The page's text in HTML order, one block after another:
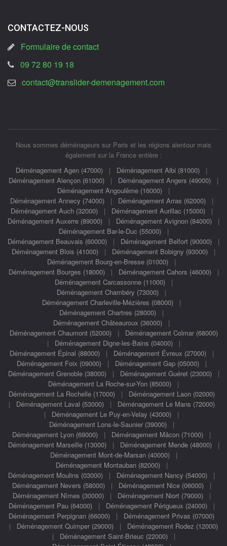
CONTACTEZ-NOUS
Formulaire de contact
09 72 80 19 18
contact@translider-demenagement.com
Nous sommes déménageurs sur Paris et les régions alentour mais
également sur la France entière :
Déménagement Agen (47000) | Déménagement Albi (81000) |
Déménagement Alençon (61000) | Déménagement Angers (49000) |
Déménagement Angoulême (16000) |
Déménagement Annecy (74000)| Déménagement Arras (62000)|
Déménagement Auch (32000)| Déménagement Aurillac (15000)|
Déménagement Auxerre (89000) | Déménagement Avignon (84000) |
Déménagement Bar-le-Duc (55000)|
Déménagement Beauvais (60000) | Déménagement Belfort (90000) |
Déménagement Blois (41000) | Déménagement Bobigny (93000) |
Déménagement Bourg-en-Bresse (01000) |
Déménagement Bourges (18000)| Déménagement Cahors (46000)|
Déménagement Carcassonne (11000)|
Déménagement Chambéry (73000) |
Déménagement Charleville-Mézières (08000) |
Déménagement Chartres (28000) |
Déménagement Châteauroux (36000) |
Déménagement Chaumont (52000)| Déménagement Colmar (68000)
| Déménagement Digne-les-Bains (04000)|
Déménagement Épinal (88000)| Déménagement Évreux (27000)|
Déménagement Foix (09000)| Déménagement Gap (05000)|
Déménagement Grenoble (38000)| Déménagement Guéret (23000)|
Déménagement La Roche-sur-Yon (85000) |
Déménagement La Rochelle (17000)| Déménagement Laon (02000)
| Déménagement Laval (53000)| Déménagement Le Mans (72000)
| Déménagement Le Puy-en-Velay (43000) |
Déménagement Lons-le-Saunier (39000)|
Déménagement Lyon (69000) | Déménagement Mâcon (71000) |
Déménagement Marseille (13000)| Déménagement Mende (48000)|
Déménagement Mont-de-Marsan (40000)|
Déménagement Montauban (82000)|
Déménagement Moulins (03000) | Déménagement Nancy (54000) |
Déménagement Nevers (58000)| Déménagement Nice (06000)|
Déménagement Nîmes (30000)| Déménagement Niort (79000)|
Déménagement Pau (64000)| Déménagement Périgueux (24000)|
Déménagement Perpignan (66000) | Déménagement Privas (07000)
| Déménagement Quimper (29000) | Déménagement Rodez (12000)
| Déménagement Saint-Brieuc (22000)|